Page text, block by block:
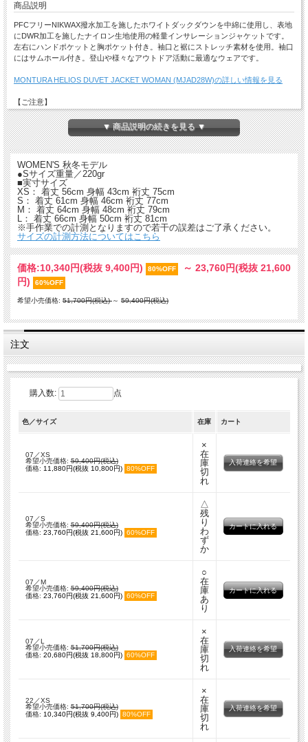
商品説明
PFCフリーNIKWAX撥水加工を施したホワイトダックダウンを中綿に使用し、表地
にDWR加工を施したナイロン生地使用の軽量インサレーションジャケットです。
左右にハンドポケットと胸ポケット付き。袖口と裾にストレッチ素材を使用。袖口
にはサムホール付き。登山や様々なアウトドア活動に最適なウェアです。
MONTURA HELIOS DUVET JACKET WOMAN (MJAD28W)の詳しい情報を見る
【ご注意】
・特価品につき返品・交換はできません。
・店舗でも同時販売しておりますので時間差で完売になる場合がございます。
以上、予めご了承ください
▼ 商品説明の続きを見る ▼
WOMEN'S 秋冬モデル
●Sサイズ重量／220gr
■実寸サイズ
XS： 着丈 56cm 身幅 43cm 裄丈 75cm
S： 着丈 61cm 身幅 46cm 裄丈 77cm
M： 着丈 64cm 身幅 48cm 裄丈 79cm
L： 着丈 66cm 身幅 50cm 裄丈 81cm
※手作業での計測となりますので若干の誤差はご了承ください。
サイズの計測方法についてはこちら
価格:10,340円(税抜 9,400円) 80%OFF ～ 23,760円(税抜 21,600
円)
60%OFF
希望小売価格: 51,700円(税込)～ 59,400円(税込)
注文
購入数: 点
色／サイズ 在庫 カート
07／XS
希望小売価格:59,400円(税込)
価格: 11,880円(税抜 10,800円) 80%OFF
×
在
庫
切
れ
入荷連絡を希望
07／S
希望小売価格:59,400円(税込)
価格: 23,760円(税抜 21,600円) 60%OFF
△
残
り
わ
ず
か
07／M
希望小売価格:59,400円(税込)
価格: 23,760円(税抜 21,600円) 60%OFF
○
在
庫
あ
り
07／L
希望小売価格:51,700円(税込)
価格: 20,680円(税抜 18,800円) 60%OFF
×
在
庫
切
れ
入荷連絡を希望
22／XS
希望小売価格:51,700円(税込)
価格: 10,340円(税抜 9,400円) 80%OFF
×
在
庫
切
れ
入荷連絡を希望